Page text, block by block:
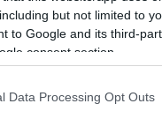
but not limited to
to Google and its third-
consent section.
Data Processing Opt Outs